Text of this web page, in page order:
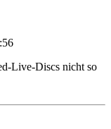
Live-Discs nicht so